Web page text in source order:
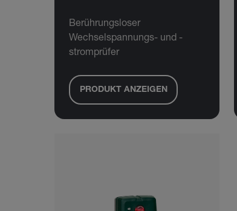
Berührungsloser
Wechselspannungs- und -
stromprüfer
PRODUKT ANZEIGEN